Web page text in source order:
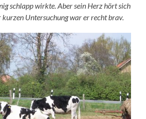
schlapp wirkte. Aber sein Herz hört sich
Untersuchung war er recht brav.